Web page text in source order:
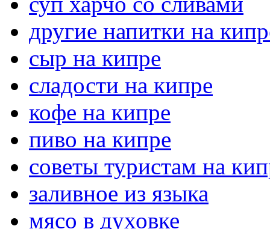
другие напитки на
сыр на кипре
сладости на кипре
кофе на кипре
пиво на кипре
советы туристам на
заливное из языка
мясо в духовке